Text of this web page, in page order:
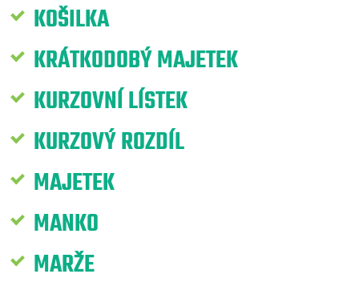
KOŠILKA
KRÁTKODOBÝ MAJETEK
KURZOVNÍ LÍSTEK
KURZOVÝ ROZDÍL
MAJETEK
MANKO
MARŽE